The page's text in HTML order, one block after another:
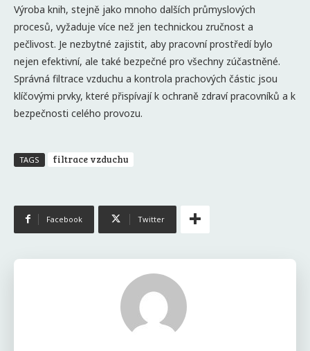
Výroba knih, stejně jako mnoho dalších průmyslových
procesů, vyžaduje více než jen technickou zručnost a
pečlivost. Je nezbytné zajistit, aby pracovní prostředí bylo
nejen efektivní, ale také bezpečné pro všechny zúčastněné.
Správná filtrace vzduchu a kontrola prachových částic jsou
klíčovými prvky, které přispívají k ochraně zdraví pracovníků a k
bezpečnosti celého provozu.
TAGS filtrace vzduchu
Facebook Twitter